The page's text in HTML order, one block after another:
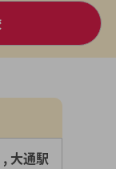
大通駅